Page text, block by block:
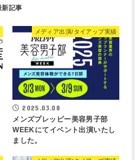
メディア出演/タイアップ実績
2025.03.08
メンズプレッピー美容男子部
WEEKにてイベント出演いたし
ました。